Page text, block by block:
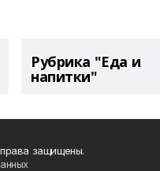
Рубрика "Еда и
напитки"
защищены.